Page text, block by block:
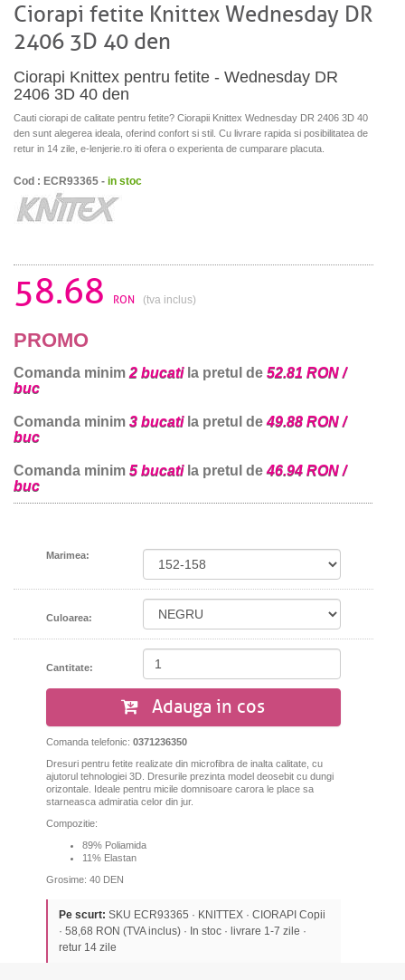
Ciorapi fetite Knittex Wednesday DR
2406 3D 40 den
Ciorapi Knittex pentru fetite - Wednesday DR
2406 3D 40 den
Cauti ciorapi de calitate pentru fetite? Ciorapii Knittex Wednesday DR 2406 3D 40
den sunt alegerea ideala, oferind confort si stil. Cu livrare rapida si posibilitatea de
retur in 14 zile, e-lenjerie.ro iti ofera o experienta de cumparare placuta.
Cod : ECR93365 - in stoc
58.68 RON (tva inclus)
PROMO
Comanda minim 2 bucatila pretul de 52.81 RON /
buc
Comanda minim 3 bucatila pretul de49.88 RON /
buc
Comanda minim 5 bucatila pretul de46.94 RON /
buc
Marimea:
Culoarea:
Cantitate:
Adauga in cos
Comanda telefonic: 0371236350
Dresuri pentru fetite realizate din microfibra de inalta calitate, cu
ajutorul tehnologiei 3D. Dresurile prezinta model deosebit cu dungi
orizontale. Ideale pentru micile domnisoare carora le place sa
starneasca admiratia celor din jur.
Compozitie:
89% Poliamida
11% Elastan
Grosime: 40 DEN
Pe scurt: SKU ECR93365 · KNITTEX · CIORAPI Copii
· 58,68 RON (TVA inclus) · In stoc · livrare 1-7 zile ·
retur 14 zile